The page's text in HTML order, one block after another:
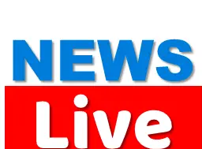
content